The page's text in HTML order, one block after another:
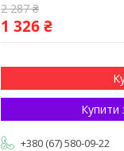
2 287 ₴
1 326 ₴
Купити
+380 (67) 580-09-22